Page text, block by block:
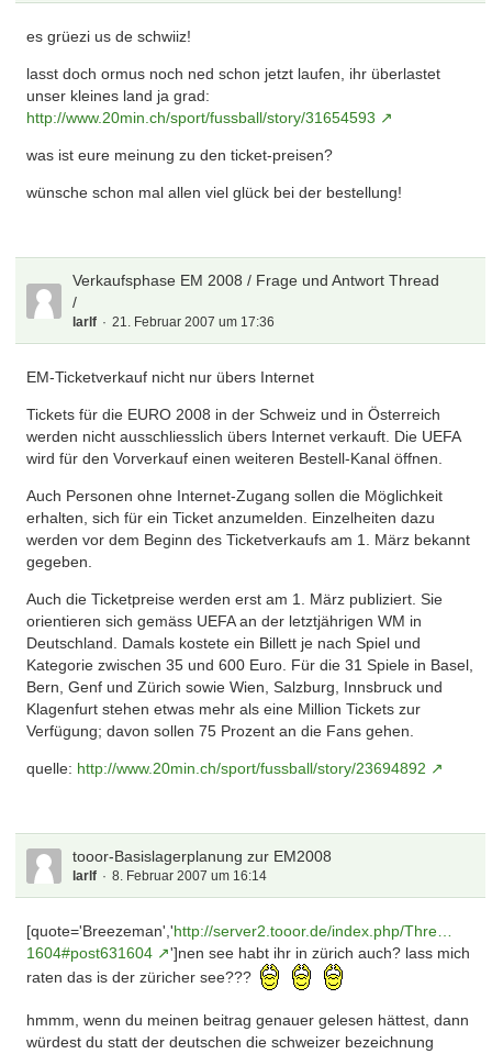
es grüezi us de schwiiz!
lasst doch ormus noch ned schon jetzt laufen, ihr überlastet
unser kleines land ja grad:
http://www.20min.ch/sport/fussball/story/31654593
was ist eure meinung zu den ticket-preisen?
wünsche schon mal allen viel glück bei der bestellung!
Verkaufsphase EM 2008 / Frage und Antwort Thread
/
larlf 21. Februar 2007 um 17:36
EM-Ticketverkauf nicht nur übers Internet
Tickets für die EURO 2008 in der Schweiz und in Österreich
werden nicht ausschliesslich übers Internet verkauft. Die UEFA
wird für den Vorverkauf einen weiteren Bestell-Kanal öffnen.
Auch Personen ohne Internet-Zugang sollen die Möglichkeit
erhalten, sich für ein Ticket anzumelden. Einzelheiten dazu
werden vor dem Beginn des Ticketverkaufs am 1. März bekannt
gegeben.
Auch die Ticketpreise werden erst am 1. März publiziert. Sie
orientieren sich gemäss UEFA an der letztjährigen WM in
Deutschland. Damals kostete ein Billett je nach Spiel und
Kategorie zwischen 35 und 600 Euro. Für die 31 Spiele in Basel,
Bern, Genf und Zürich sowie Wien, Salzburg, Innsbruck und
Klagenfurt stehen etwas mehr als eine Million Tickets zur
Verfügung; davon sollen 75 Prozent an die Fans gehen.
quelle: http://www.20min.ch/sport/fussball/story/23694892
tooor-Basislagerplanung zur EM2008
larlf 8. Februar 2007 um 16:14
[quote='Breezeman','http://server2.tooor.de/index.php/Thre…
1604#post631604
']nen see habt ihr in zürich auch? lass mich
raten das is der züricher see???
hmmm, wenn du meinen beitrag genauer gelesen hättest, dann
würdest du statt der deutschen die schweizer bezeichnung